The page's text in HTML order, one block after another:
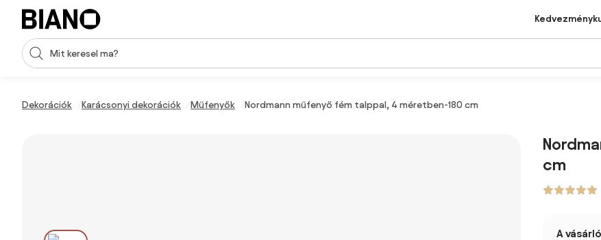
Navigáció kihagyása, ugrás a tartalomra
Keresési bevitel
Dekorációk Karácsonyi dekorációk Műfenyők Nordmann műfenyő fém talppal, 4 méretben-180 cm
cm
A